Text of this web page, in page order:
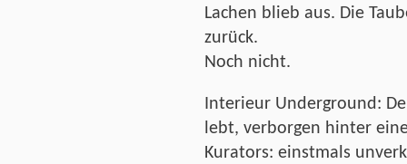
Lachen blieb aus. Die
zurück.
Noch nicht.
Interieur Underground:
lebt, verborgen hinter
Kurators: einstmals